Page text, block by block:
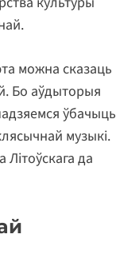
можна сказаць
Бо аўдыторыя
ўбачыць
музыкі.
да